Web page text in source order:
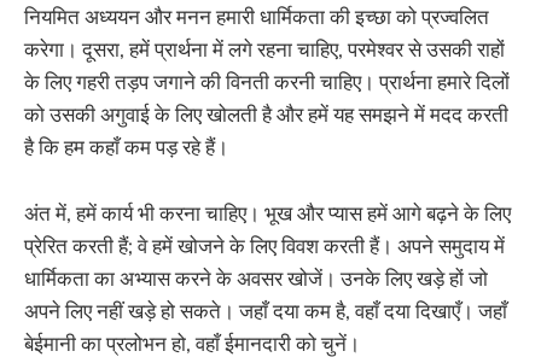
नियमित अध्ययन और मनन हमारी धार्मिकता की इच्छा को प्रज्वलित
करेगा। दूसरा, हमें प्रार्थना में लगे रहना चाहिए, परमेश्वर से उसकी राहों
के लिए गहरी तड़प जगाने की विनती करनी चाहिए। प्रार्थना हमारे दिलों
को उसकी अगुवाई के लिए खोलती है और हमें यह समझने में मदद करती
है कि हम कहाँ कम पड़ रहे हैं।
अंत में, हमें कार्य भी करना चाहिए। भूख और प्यास हमें आगे बढ़ने के लिए
प्रेरित करती हैं; वे हमें खोजने के लिए विवश करती हैं। अपने समुदाय में
धार्मिकता का अभ्यास करने के अवसर खोजें। उनके लिए खड़े हों जो
अपने लिए नहीं खड़े हो सकते। जहाँ दया कम है, वहाँ दया दिखाएँ। जहाँ
बेईमानी का प्रलोभन हो, वहाँ ईमानदारी को चुनें।